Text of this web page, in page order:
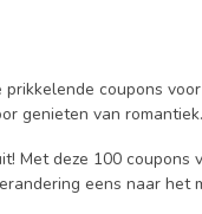
coupons
genieten van
Met deze 100
eens naar